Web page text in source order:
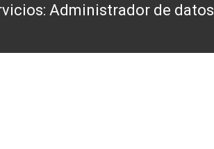
Administrador de datos